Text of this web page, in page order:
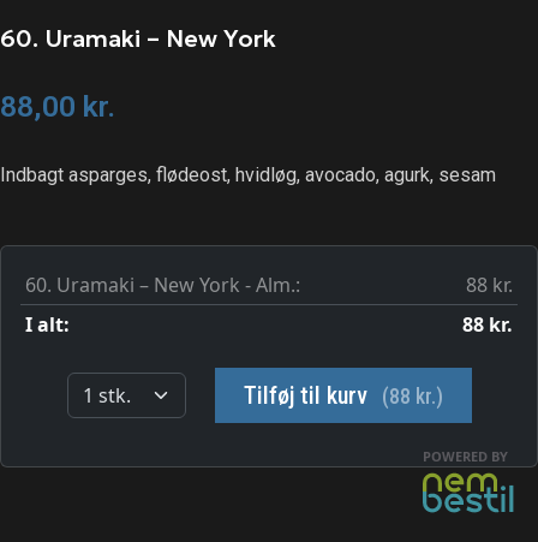
60. Uramaki – New York
88,00 kr.
Indbagt asparges, flødeost, hvidløg, avocado, agurk, sesam